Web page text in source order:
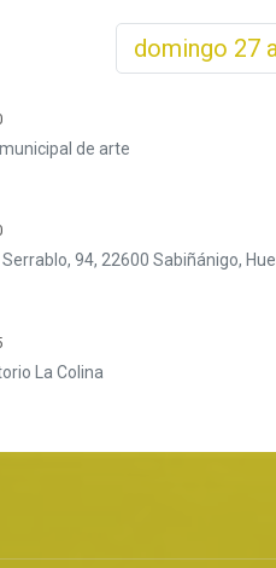
domingo 27
de arte
94, 22600 Sabiñánigo,
La Colina